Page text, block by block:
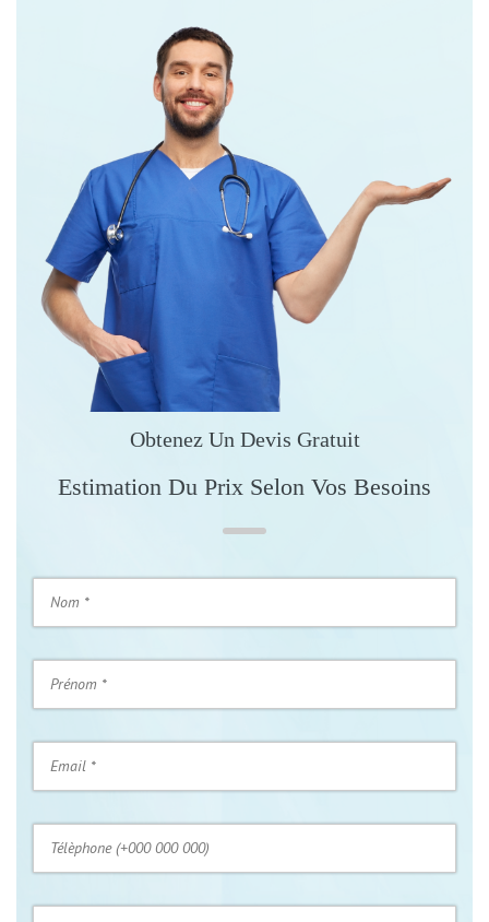
Obtenez Un Devis Gratuit
Estimation Du Prix Selon Vos Besoins